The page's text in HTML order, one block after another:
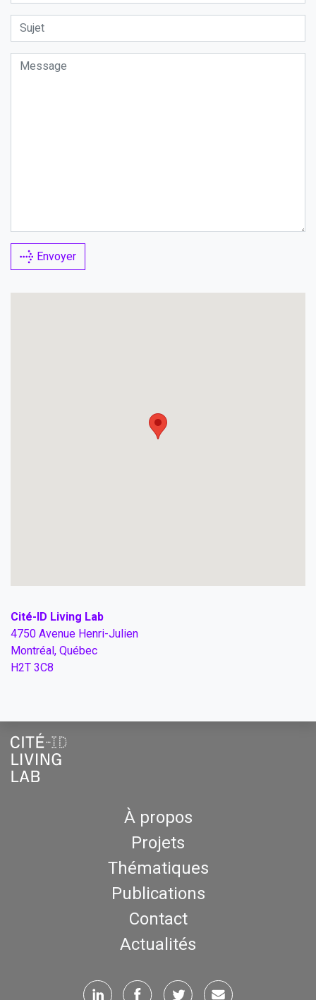
Envoyer
Cité-ID Living Lab
4750 Avenue Henri-Julien
Montréal, Québec
H2T 3C8
À propos
Projets
Thématiques
Publications
Contact
Actualités